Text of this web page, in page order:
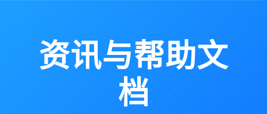
资讯与帮助文
档